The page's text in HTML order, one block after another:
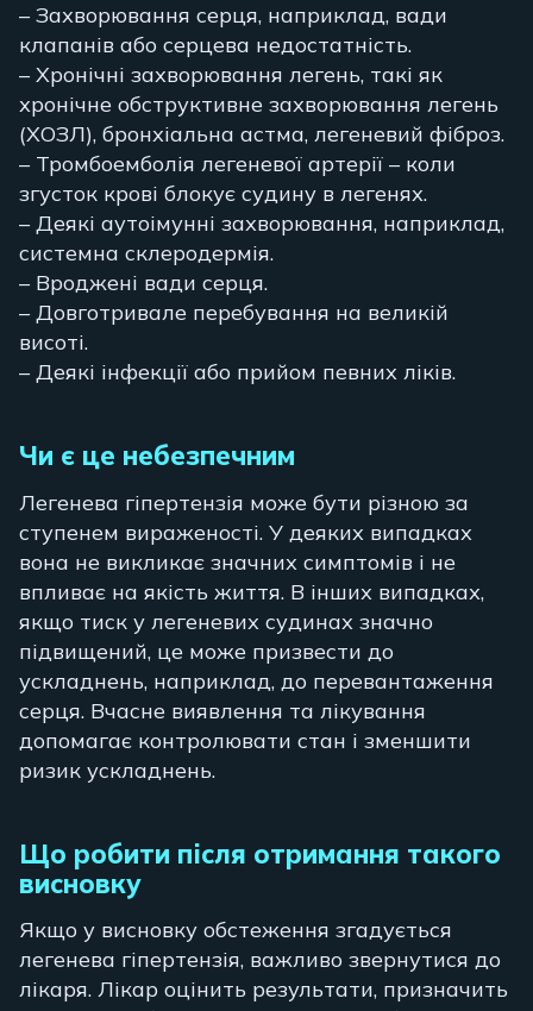
– Захворювання серця, наприклад, вади
клапанів або серцева недостатність.
– Хронічні захворювання легень, такі як
хронічне обструктивне захворювання легень
(ХОЗЛ), бронхіальна астма, легеневий фіброз.
– Тромбоемболія легеневої артерії – коли
згусток крові блокує судину в легенях.
– Деякі аутоімунні захворювання, наприклад,
системна склеродермія.
– Вроджені вади серця.
– Довготривале перебування на великій
висоті.
– Деякі інфекції або прийом певних ліків.
Чи є це небезпечним
Легенева гіпертензія може бути різною за
ступенем вираженості. У деяких випадках
вона не викликає значних симптомів і не
впливає на якість життя. В інших випадках,
якщо тиск у легеневих судинах значно
підвищений, це може призвести до
ускладнень, наприклад, до перевантаження
серця. Вчасне виявлення та лікування
допомагає контролювати стан і зменшити
ризик ускладнень.
Що робити після отримання такого
висновку
Якщо у висновку обстеження згадується
легенева гіпертензія, важливо звернутися до
лікаря. Лікар оцінить результати, призначить